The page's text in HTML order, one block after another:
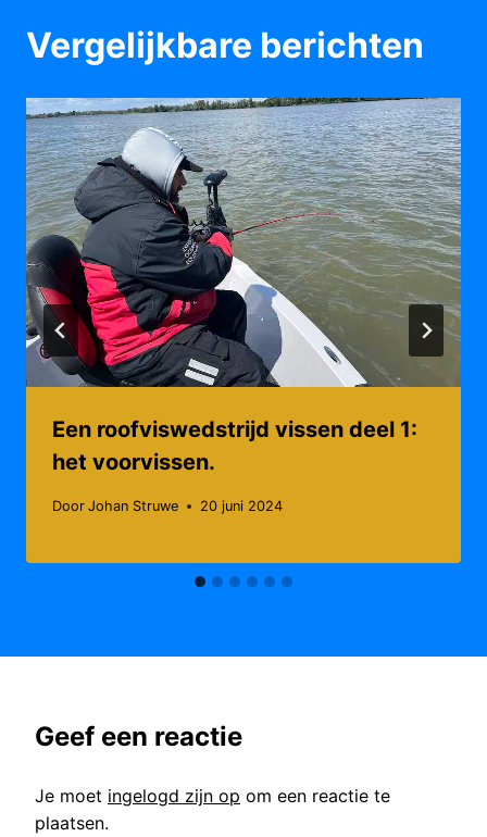
Vergelijkbare berichten
Een roofviswedstrijd vissen deel 1:
het voorvissen.
Door Johan Struwe 20 juni 2024
Geef een reactie
Je moet ingelogd zijn op om een reactie te
plaatsen.